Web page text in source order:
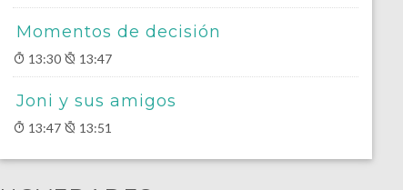
Momentos de decisión
13:30 13:47
Joni y sus amigos
13:47 13:51